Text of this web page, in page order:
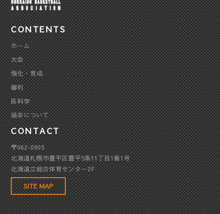
CONTENTS
ホーム
大会
強化・育成
審判
医科学
協会について
CONTACT
〒062-0905
北海道札幌市豊平区豊平5条11丁目1番1号
北海道立総合体育センター2F
SITE MAP